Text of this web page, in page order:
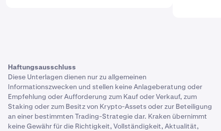
Haftungsausschluss
Diese Unterlagen dienen nur zu allgemeinen
Informationszwecken und stellen keine Anlageberatung oder
Empfehlung oder Aufforderung zum Kauf oder Verkauf, zum
Staking oder zum Besitz von Krypto-Assets oder zur Beteiligung
an einer bestimmten Trading-Strategie dar. Kraken übernimmt
keine Gewähr für die Richtigkeit, Vollständigkeit, Aktualität,